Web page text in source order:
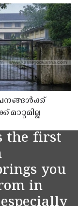
the first
you
in